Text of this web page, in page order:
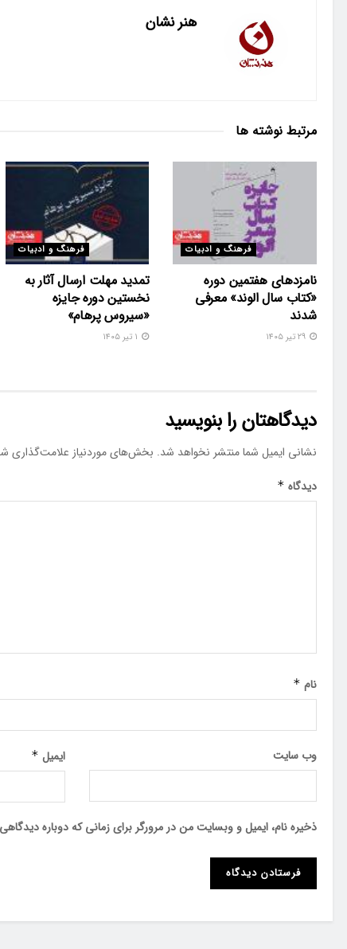
هنر نشان
مرتبط نوشته ها
فرهنگ و ادبیات
نامزدهای هفتمین دوره
«کتاب سال الوند» معرفی
شدند
فرهنگ و ادبیات
تمدید مهلت ارسال آثار به
نخستین دوره جایزه
«سیروس پرهام»
دیدگاهتان را بنویسید
نشانی ایمیل شما منتشر نخواهد شد. بخش‌های موردنیاز علامت‌گذاری
دیدگاه *
نام *
ایمیل * وب‌ سایت
ذخیره نام، ایمیل و وبسایت من در مرورگر برای زمانی که دوباره